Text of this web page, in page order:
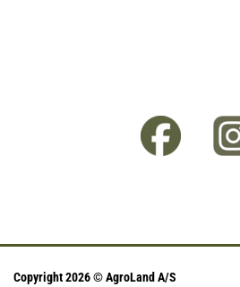
Copyright 2026 © AgroLand A/S